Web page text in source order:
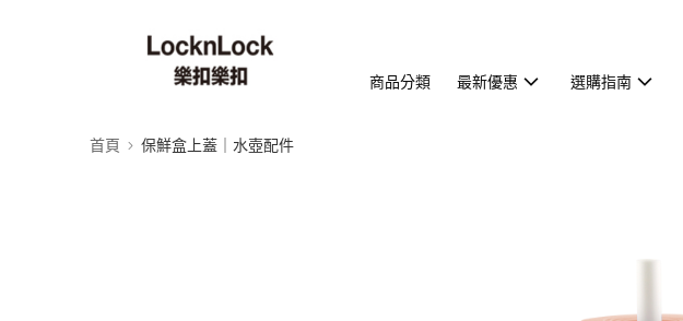
商品分類 最新優惠 選購指南
首頁 保鮮盒上蓋｜水壺配件